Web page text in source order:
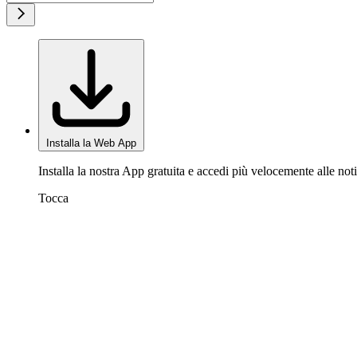
Installa la Web App
Installa la nostra App gratuita e accedi più velocemente alle
Tocca